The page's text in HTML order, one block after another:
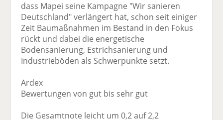
dass Mapei seine Kampagne "Wir sanieren
Deutschland" verlängert hat, schon seit einiger
Zeit Baumaßnahmen im Bestand in den Fokus
rückt und dabei die energetische
Bodensanierung, Estrichsanierung und
Industrieböden als Schwerpunkte setzt.
Ardex
Bewertungen von gut bis sehr gut
Die Gesamtnote leicht um 0,2 auf 2,2